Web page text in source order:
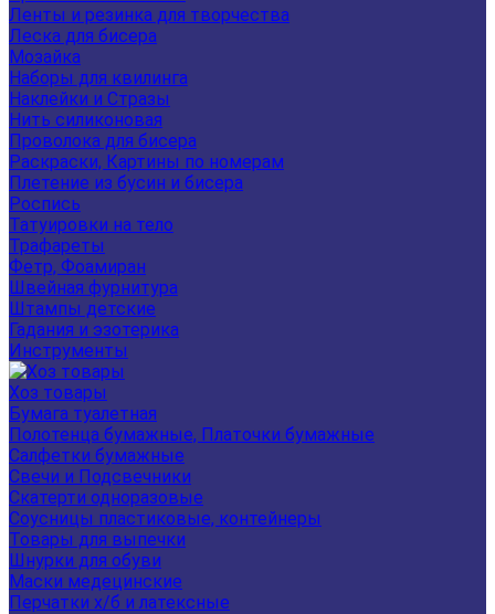
Ленты и резинка для творчества
Леска для бисера
Мозайка
Наборы для квилинга
Наклейки и Стразы
Нить силиконовая
Проволока для бисера
Раскраски, Картины по номерам
Плетение из бусин и бисера
Роспись
Татуировки на тело
Трафареты
Фетр, Фоамиран
Швейная фурнитура
Штампы детские
Гадания и эзотерика
Инструменты
Хоз товары
Бумага туалетная
Полотенца бумажные, Платочки бумажные
Салфетки бумажные
Свечи и Подсвечники
Скатерти одноразовые
Соусницы пластиковые, контейнеры
Товары для выпечки
Шнурки для обуви
Маски медецинские
Перчатки х/б и латексные